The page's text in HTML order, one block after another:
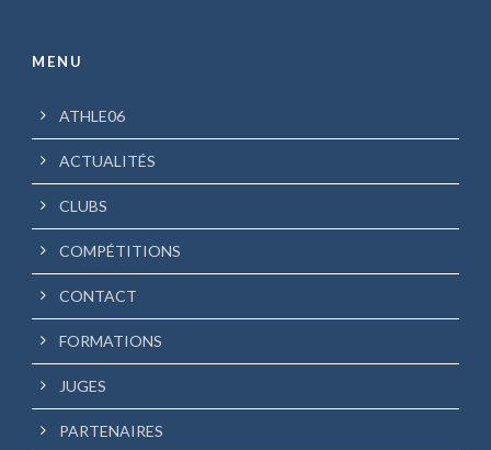
MENU
ATHLE06
ACTUALITÉS
CLUBS
COMPÉTITIONS
CONTACT
FORMATIONS
JUGES
PARTENAIRES